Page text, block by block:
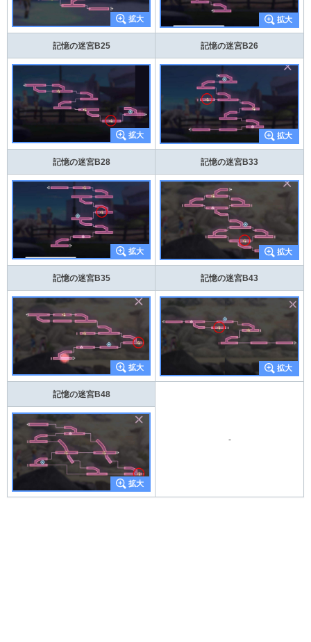
記憶の迷宮B25 記憶の迷宮B26
記憶の迷宮B28 記憶の迷宮B33
記憶の迷宮B35 記憶の迷宮B43
記憶の迷宮B48
-